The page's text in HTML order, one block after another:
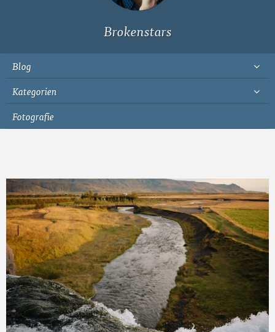
Brokenstars
Blog
Kategorien
Fotografie